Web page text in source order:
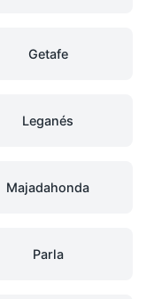
Getafe
Leganés
Majadahonda
Parla